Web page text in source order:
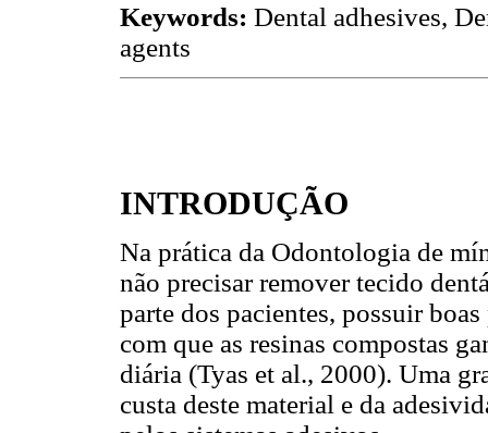
Keywords: Dental adhesives,
agents
INTRODUÇÃO
Na prática da Odontologia de
não precisar remover tecido
parte dos pacientes, possuir
com que as resinas compostas
diária (Tyas et al., 2000). Uma
custa deste material e da